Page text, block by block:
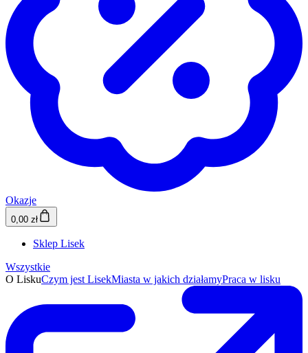
Okazje
0,00 zł
Sklep Lisek
Wszystkie
O LiskuCzym jest LisekMiasta w jakich działamyPraca w lisku